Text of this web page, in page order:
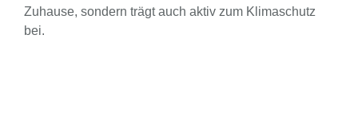
Zuhause, sondern trägt auch aktiv zum Klimaschutz
bei.